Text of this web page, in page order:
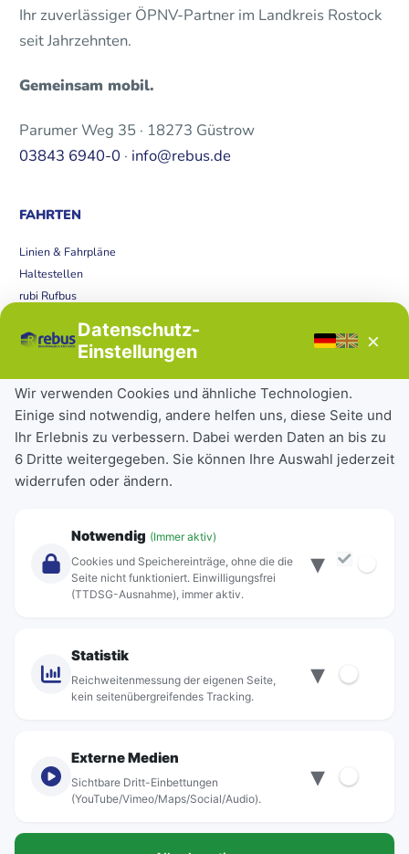
Ihr zuverlässiger ÖPNV-Partner im Landkreis Rostock
seit Jahrzehnten.
Gemeinsam mobil.
Parumer Weg 35 · 18273 Güstrow
03843 6940-0 · info@rebus.de
FAHRTEN
Linien & Fahrpläne
Haltestellen
rubi Rufbus
Störungen
Tickets & Tarife
Deutschlandticket
Schülerkarte
Einzeltickets
Abonnements
Über Rebus
Standorte
© rebus Regionalbus Rostock GmbH
Datenschutz-
Einstellungen
×
Wir verwenden Cookies und ähnliche Technologien.
Einige sind notwendig, andere helfen uns, diese Seite und
Ihr Erlebnis zu verbessern. Dabei werden Daten an bis zu
6 Dritte weitergegeben. Sie können Ihre Auswahl jederzeit
widerrufen oder ändern.
Notwendig (Immer aktiv)
Cookies und Speichereinträge, ohne die die
Seite nicht funktioniert. Einwilligungsfrei
(TTDSG-Ausnahme), immer aktiv.
▾
Statistik
Reichweitenmessung der eigenen Seite,
kein seitenübergreifendes Tracking.
▾
Externe Medien
Sichtbare Dritt-Einbettungen
(YouTube/Vimeo/Maps/Social/Audio).
▾